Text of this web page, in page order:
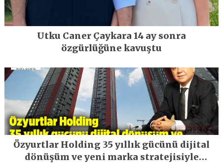
Utku Caner Çaykara 14 ay sonra
özgürlüğüne kavuştu
Özyurtlar Holding 35 yıllık gücünü dijital
dönüşüm ve yeni marka stratejisiyle